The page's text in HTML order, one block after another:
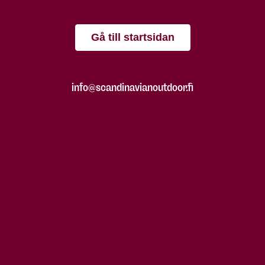
Gå till startsidan
info@scandinavianoutdoor.fi